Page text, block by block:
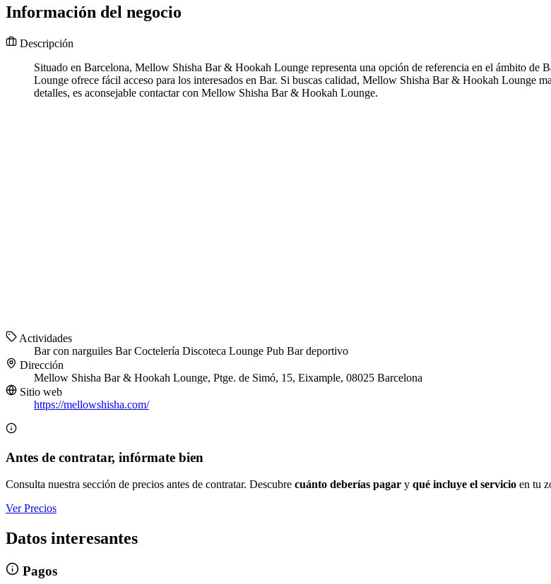
Información del negocio
Descripción
Situado en Barcelona, Mellow Shisha Bar & Hookah Lounge representa una opción de referencia en el ámbito
Lounge ofrece fácil acceso para los interesados en Bar. Si buscas calidad, Mellow Shisha Bar & Hookah Lounge
detalles, es aconsejable contactar con Mellow Shisha Bar & Hookah Lounge.
Actividades
Bar con narguiles BarCoctelería Discoteca Lounge Pub Bar deportivo
Dirección
Mellow Shisha Bar & Hookah Lounge, Ptge. de Simó, 15, Eixample, 08025 Barcelona
Sitio web
https://mellowshisha.com/
Antes de contratar, infórmate bien
Consulta nuestra sección de precios antes de contratar. Descubre cuánto deberías pagar y qué incluye el servicio en tu
Ver Precios
Datos interesantes
Pagos